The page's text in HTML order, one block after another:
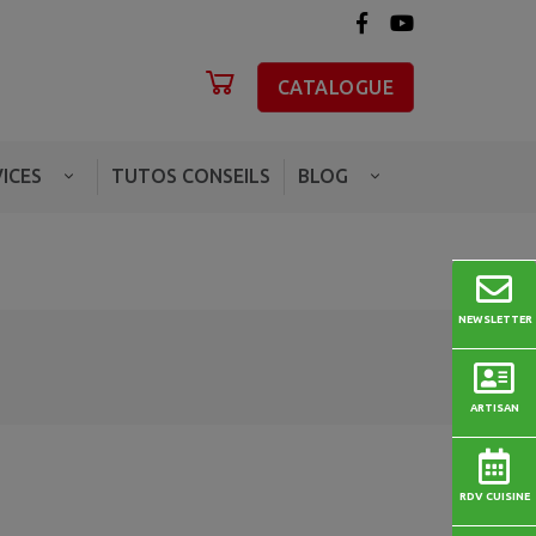
CATALOGUE
TUTOS CONSEILS BLOG
NEWSLETTER
ARTISAN
RDV CUISINE